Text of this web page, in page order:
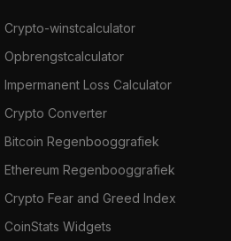
Crypto-winstcalculator
Opbrengstcalculator
Impermanent Loss Calculator
Crypto Converter
Bitcoin Regenbooggrafiek
Ethereum Regenbooggrafiek
Crypto Fear and Greed Index
CoinStats Widgets